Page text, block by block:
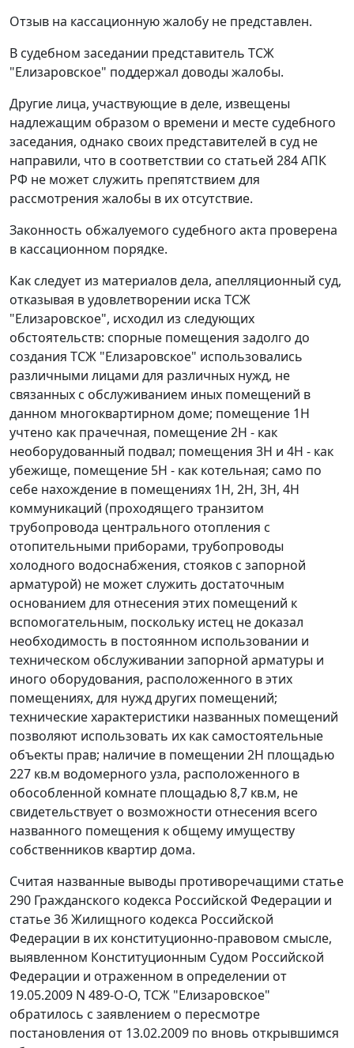
Отзыв на кассационную жалобу не представлен.
В судебном заседании представитель ТСЖ
"Елизаровское" поддержал доводы жалобы.
Другие лица, участвующие в деле, извещены
надлежащим образом о времени и месте судебного
заседания, однако своих представителей в суд не
направили, что в соответствии со статьей 284АПК
РФ не может служить препятствием для
рассмотрения жалобы в их отсутствие.
Законность обжалуемого судебного акта проверена
в кассационном порядке.
Как следует из материалов дела, апелляционный суд,
отказывая в удовлетворении иска ТСЖ
"Елизаровское", исходил из следующих
обстоятельств: спорные помещения задолго до
создания ТСЖ "Елизаровское" использовались
различными лицами для различных нужд, не
связанных с обслуживанием иных помещений в
данном многоквартирном доме; помещение 1Н
учтено как прачечная, помещение 2Н - как
необорудованный подвал; помещения 3Н и 4Н - как
убежище, помещение 5Н - как котельная; само по
себе нахождение в помещениях 1Н, 2Н, 3Н, 4Н
коммуникаций (проходящего транзитом
трубопровода центрального отопления с
отопительными приборами, трубопроводы
холодного водоснабжения, стояков с запорной
арматурой) не может служить достаточным
основанием для отнесения этих помещений к
вспомогательным, поскольку истец не доказал
необходимость в постоянном использовании и
техническом обслуживании запорной арматуры и
иного оборудования, расположенного в этих
помещениях, для нужд других помещений;
технические характеристики названных помещений
позволяют использовать их как самостоятельные
объекты прав; наличие в помещении 2Н площадью
227 кв.м водомерного узла, расположенного в
обособленной комнате площадью 8,7 кв.м, не
свидетельствует о возможности отнесения всего
названного помещения к общему имуществу
собственников квартир дома.
Считая названные выводы противоречащими статье
290 Гражданского кодекса Российской Федерации и
статье 36Жилищного кодекса Российской
Федерации в их конституционно-правовом смысле,
выявленном Конституционным Судом Российской
Федерации и отраженном в определении от
19.05.2009 N 489-О-О, ТСЖ "Елизаровское"
обратилось с заявлением о пересмотре
постановления от 13.02.2009 по вновь открывшимся